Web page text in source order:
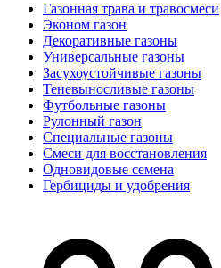
Газонная трава и травосмеси
Эконом газон
Декоративные газоны
Универсальные газоны
Засухоустойчивые газоны
Теневыносливые газоны
Футбольные газоны
Рулонный газон
Специальные газоны
Смеси для восстановления
Одновидовые семена
Гербициды и удобрения